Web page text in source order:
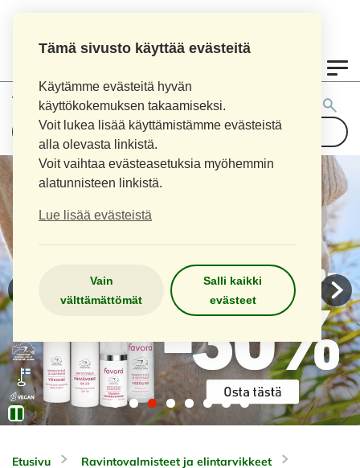
Tämä sivusto käyttää evästeitä
Käytämme evästeitä hyvän
käyttökokemuksen takaamiseksi.
Voit lukea lisää käyttämistämme evästeistä
alla olevasta linkistä.
Voit vaihtaa evästeasetuksia myöhemmin
alatunnisteen linkistä.
Lue lisää evästeistä
Vain
välttämättömät
Salli kaikki
evästeet
Tuotehaku:
Etusivu
Ravintovalmisteet ja elintarvikkeet